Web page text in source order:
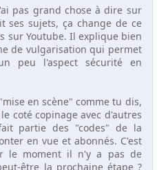
pas grand chose à dire sur
ses sujets, ça change de ce
sur Youtube. Il explique bien
de vulgarisation qui permet
peu l'aspect sécurité en
en scène" comme tu dis,
coté copinage avec d'autres
partie des "codes" de la
en vue et abonnés. C'est
le moment il n'y a pas de
être la prochaine étape ?